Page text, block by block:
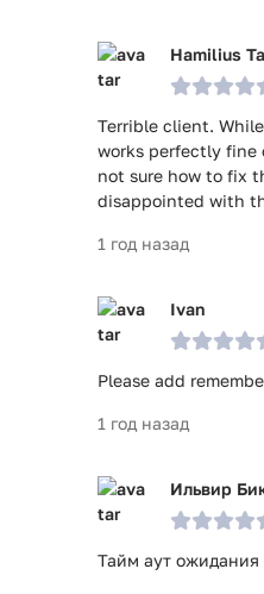
Hamilius
Terrible client.
works perfectly fine
not sure how to fix
disappointed with
1 год назад
Ivan
Please add
1 год назад
Ильвир
Тайм аут ожидания